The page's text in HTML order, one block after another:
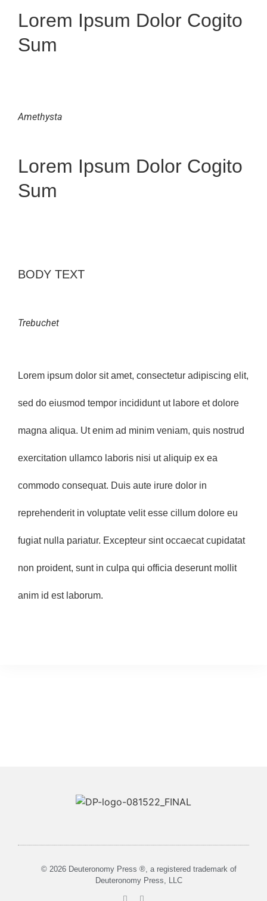
Lorem Ipsum Dolor Cogito
Sum
Amethysta
Lorem Ipsum Dolor Cogito
Sum
BODY TEXT
Trebuchet
Lorem ipsum dolor sit amet, consectetur adipiscing elit,
sed do eiusmod tempor incididunt ut labore et dolore
magna aliqua. Ut enim ad minim veniam, quis nostrud
exercitation ullamco laboris nisi ut aliquip ex ea
commodo consequat. Duis aute irure dolor in
reprehenderit in voluptate velit esse cillum dolore eu
fugiat nulla pariatur. Excepteur sint occaecat cupidatat
non proident, sunt in culpa qui officia deserunt mollit
anim id est laborum.
© 2026 Deuteronomy Press ®, a registered trademark of
Deuteronomy Press, LLC​